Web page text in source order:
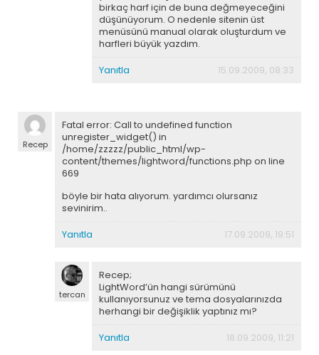
birkaç harf için de buna değmeyeceğini
düşünüyorum. O nedenle sitenin üst
menüsünü manual olarak oluşturdum ve
harfleri büyük yazdım.
Yanıtla
15.09.2009, 08:33
Recep
Fatal error: Call to undefined function
unregister_widget() in
/home/zzzzz/public_html/wp-
content/themes/lightword/functions.php on line
669
böyle bir hata alıyorum. yardımcı olursanız
sevinirim..
Yanıtla
17.09.2009, 19:51
tercan
Recep;
LightWord’ün hangi sürümünü
kullanıyorsunuz ve tema dosyalarınızda
herhangi bir değişiklik yaptınız mı?
Yanıtla
18.09.2009, 11:21